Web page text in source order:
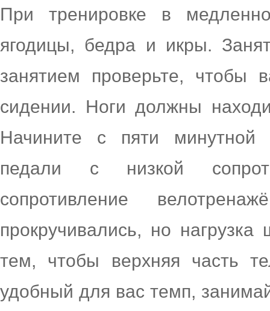
При тренировке в
ягодицы, бедра и икры.
занятием проверьте,
сидении. Ноги должны
Начините с пяти минутной
педали с низкой
сопротивление
прокручивались, но
тем, чтобы верхняя часть
удобный для вас темп,